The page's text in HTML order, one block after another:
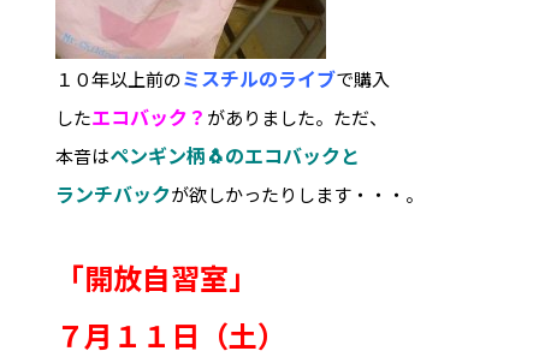
１０年以上前のミスチルのライブで購入
したエコバック？ がありました。ただ、
本音はペンギン柄🐧のエコバックと
ランチバックが欲しかったりします・・・。
「開放自習室」
７月１１日（土）